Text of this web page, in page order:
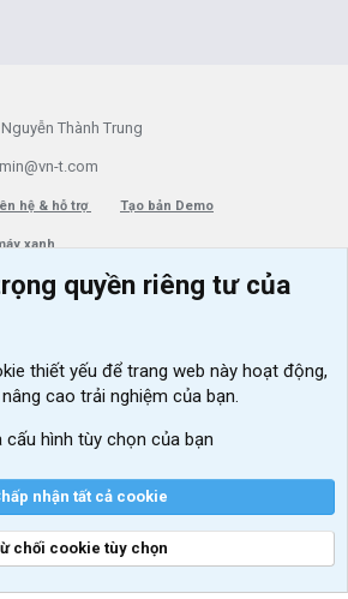
Thành Trung
t.com
hệ & hỗ trợ Tạo bản Demo
xanh
Diễn đàn
Kích hoạt Windows/ Office miễn phí
VIP add-ons Xenforo
Khuyến mãi và tài trợ
quyền riêng tư của
thiết yếu để trang web này hoạt động,
cao trải nghiệm của bạn.
hình tùy chọn của bạn
nhận tất cả cookie
chối cookie tùy chọn